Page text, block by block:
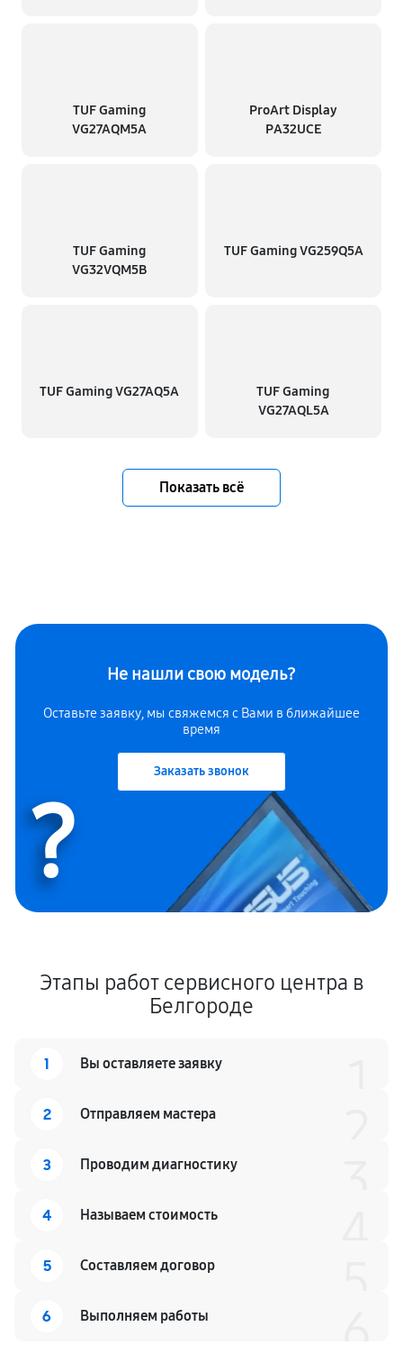
TUF Gaming
VG27AQM5A
ProArt Display
PA32UCE
TUF Gaming
VG32VQM5B
TUF Gaming VG259Q5A
TUF Gaming VG27AQ5A
TUF Gaming
VG27AQL5A
Показать всё
Не нашли свою модель?
Оставьте заявку, мы свяжемся с Вами в ближайшее
время
Заказать звонок
?
Этапы работ сервисного центра в
Белгороде
1 Вы оставляете заявку
2 Отправляем мастера
3 Проводим диагностику
4 Называем стоимость
5 Составляем договор
6 Выполняем работы